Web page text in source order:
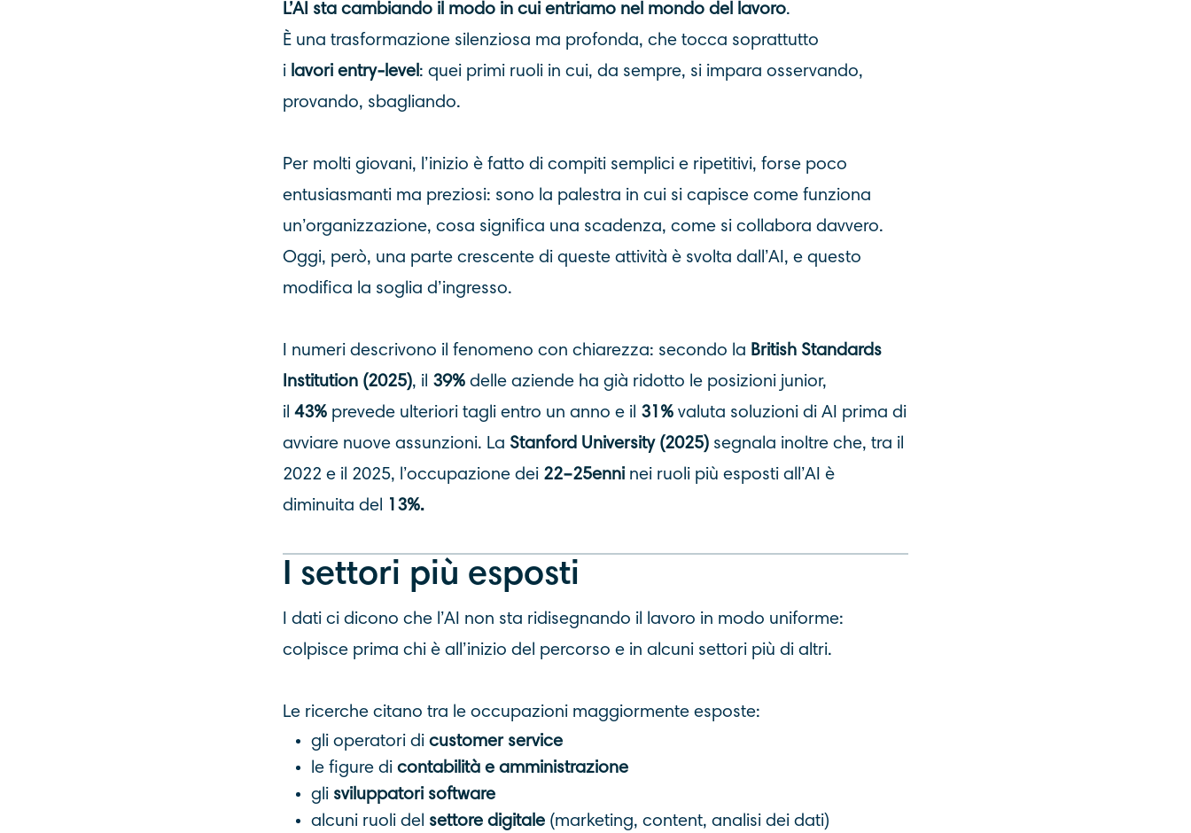
L’AI sta cambiando il modo in cui entriamo nel mondo del lavoro.
È una trasformazione silenziosa ma profonda, che tocca soprattutto
i lavori entry-level: quei primi ruoli in cui, da sempre, si impara osservando,
provando, sbagliando.
Per molti giovani, l’inizio è fatto di compiti semplici e ripetitivi, forse poco
entusiasmanti ma preziosi: sono la palestra in cui si capisce come funziona
un’organizzazione, cosa significa una scadenza, come si collabora davvero.
Oggi, però, una parte crescente di queste attività è svolta dall’AI, e questo
modifica la soglia d’ingresso.
I numeri descrivono il fenomeno con chiarezza: secondo la British Standards
Institution (2025), il 39% delle aziende ha già ridotto le posizioni junior,
il 43% prevede ulteriori tagli entro un anno e il 31% valuta soluzioni di AI prima di
avviare nuove assunzioni. La Stanford University (2025) segnala inoltre che, tra il
2022 e il 2025, l’occupazione dei 22–25enni nei ruoli più esposti all’AI è
diminuita del 13%.
I settori più esposti
I dati ci dicono che l’AI non sta ridisegnando il lavoro in modo uniforme:
colpisce prima chi è all’inizio del percorso e in alcuni settori più di altri.
Le ricerche citano tra le occupazioni maggiormente esposte:
gli operatori di customer service
le figure di contabilità e amministrazione
gli sviluppatori software
alcuni ruoli del settore digitale (marketing, content, analisi dei dati)